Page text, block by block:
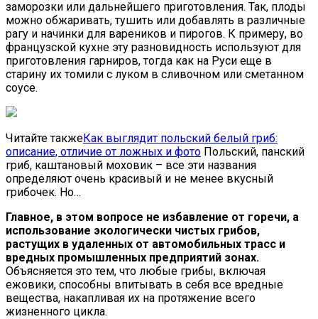
заморозки или дальнейшего приготовления. Так, плоды
можно обжаривать, тушить или добавлять в различные
рагу и начинки для вареников и пирогов. К примеру, во
французской кухне эту разновидность используют для
приготовления гарниров, тогда как на Руси еще в
старину их томили с луком в сливочном или сметанном
соусе.
Читайте такжеКак выглядит польский белый гриб:
описание, отличие от ложных и фото Польский, панский
гриб, каштановый моховик – все эти названия
определяют очень красивый и не менее вкусный
грибочек. Но…
Главное, в этом вопросе не избавление от горечи, а
использование экологически чистых грибов,
растущих в удаленных от автомобильных трасс и
вредных промышленных предприятий зонах.
Объясняется это тем, что любые грибы, включая
ежовики, способны впитывать в себя все вредные
вещества, накапливая их на протяжение всего
жизненного цикла.